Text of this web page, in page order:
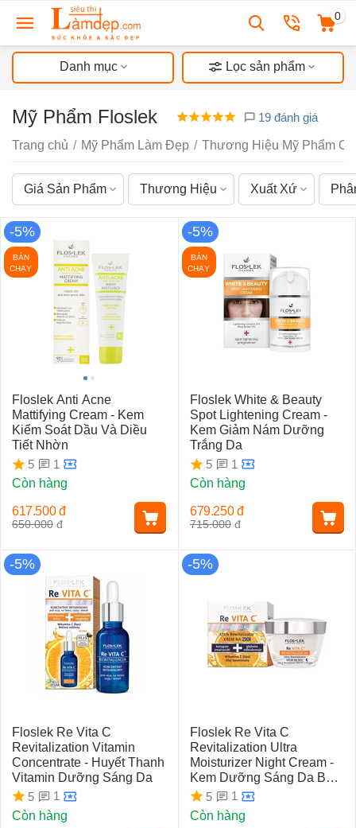
0
Danh mục Lọc sản phẩm
Mỹ Phẩm Floslek 19 đánh giá
Trang chủ / Mỹ Phẩm Làm Đẹp / Thương Hiệu Mỹ Phẩm
Giá Sản Phẩm Thương Hiệu Xuất Xứ
-5%
BÁN
CHẠY
Floslek Anti Acne
Mattifying Cream - Kem
Kiểm Soát Dầu Và Diều
Tiết Nhờn
5
1
Còn hàng
650.000 đ
617.500 đ
-5%
BÁN
CHẠY
Floslek White & Beauty
Spot Lightening Cream -
Kem Giảm Nám Dưỡng
Trắng Da
5
1
Còn hàng
715.000 đ
679.250 đ
-5%
Floslek Re Vita C
Revitalization Vitamin
Concentrate - Huyết Thanh
Vitamin Dưỡng Sáng Da
5
1
Còn hàng
-5%
Floslek Re Vita C
Revitalization Ultra
Moisturizer Night Cream -
Kem Dưỡng Sáng Da Ban
Đêm
5
1
Còn hàng